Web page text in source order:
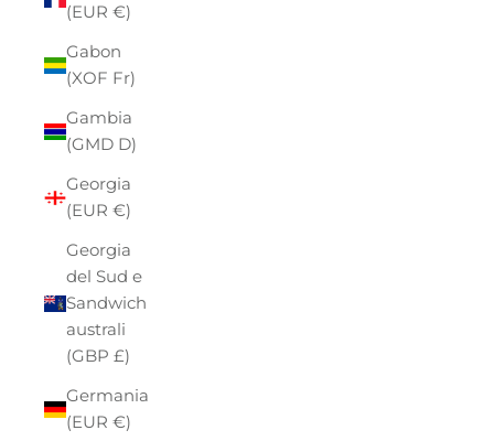
(EUR €)
Gabon
(XOF Fr)
Gambia
(GMD D)
Georgia
(EUR €)
Georgia
del Sud e
Sandwich
australi
(GBP £)
Germania
(EUR €)